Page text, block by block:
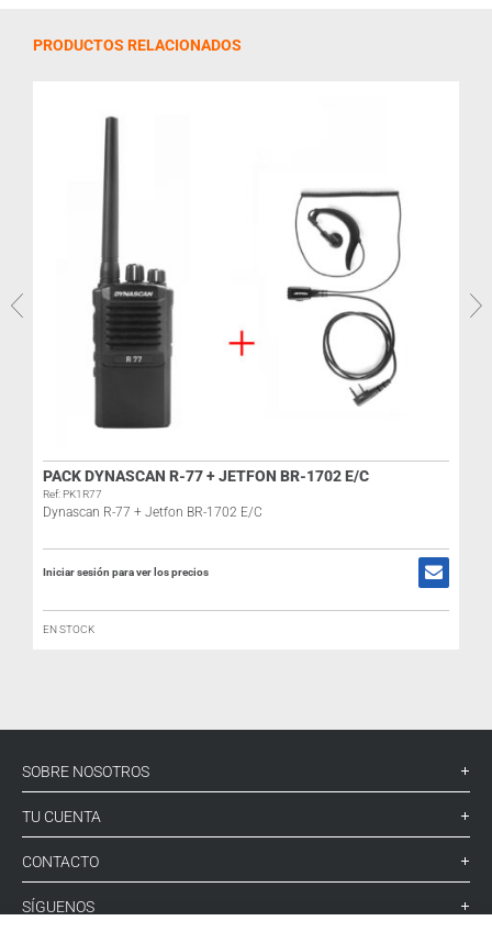
PRODUCTOS RELACIONADOS
PACK DYNASCAN R-77 + JETFON BR-1702 E/C
Ref: PK1R77
Dynascan R-77 + Jetfon BR-1702 E/C
Iniciar sesión para ver los precios
EN STOCK
SOBRE NOSOTROS
TU CUENTA
CONTACTO
SÍGUENOS